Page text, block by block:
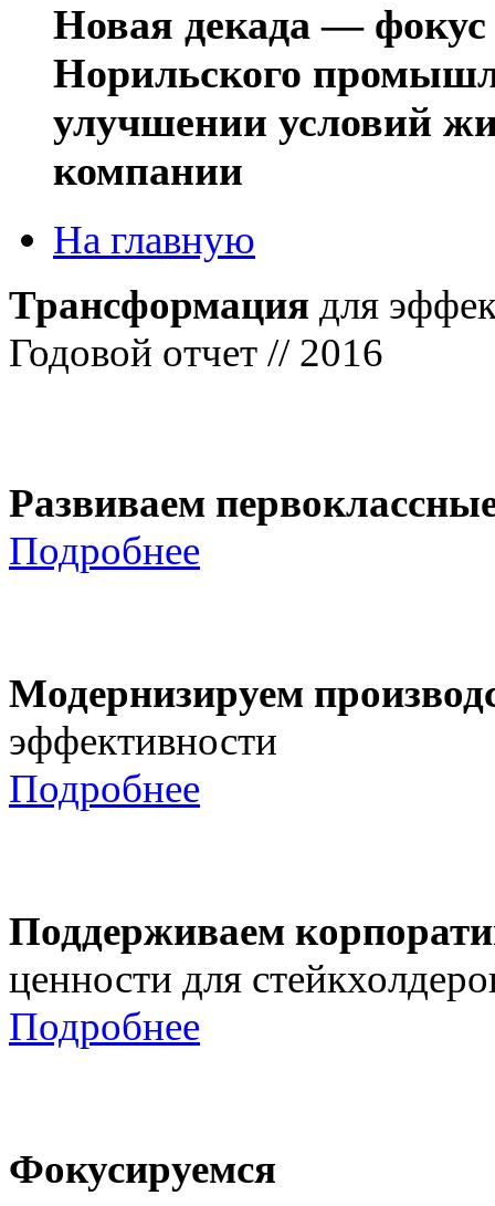
Новая декада — фокус
Норильского
улучшении условий
компании
На главную
Трансформация для
Годовой отчет // 2016
Развиваем
Подробнее
Модернизируем
эффективности
Подробнее
Поддерживаем
ценности для
Подробнее
Фокусируемся